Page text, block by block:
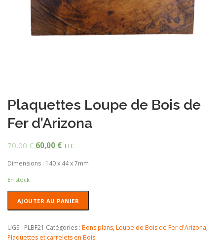
Plaquettes Loupe de Bois de
Fer d’Arizona
70,00€ 60,00 € TTC
Dimensions : 140 x 44 x 7mm
En stock
Loupe
de
AJOUTER AU PANIER
UGS : PLBF21 Catégories : Bons plans, Loupe de Bois de Fer d'Arizona,
Plaquettes et carrelets en Bois